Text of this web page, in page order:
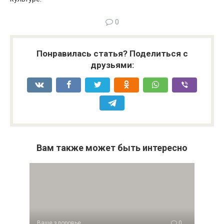
0
Понравилась статья? Поделиться с
друзьями:
Вам также может быть интересно